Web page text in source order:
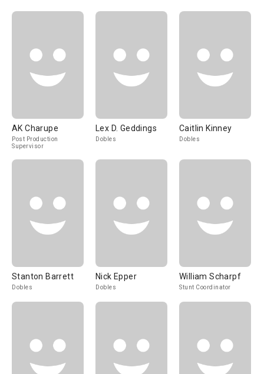
AK Charupe
Post Production
Supervisor
Lex D. Geddings
Dobles
Caitlin Kinney
Dobles
Stanton Barrett
Dobles
Nick Epper
Dobles
William Scharpf
Stunt Coordinator